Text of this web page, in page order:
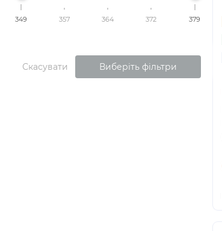
349 357 364 372 379
Скасувати Виберіть фільтри